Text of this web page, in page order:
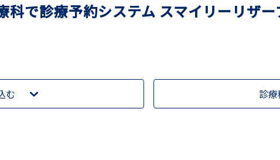
で診療予約システム スマイリーリザー
む 診